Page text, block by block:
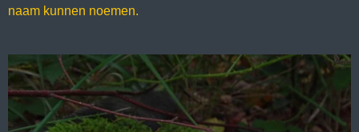
naam kunnen noemen.